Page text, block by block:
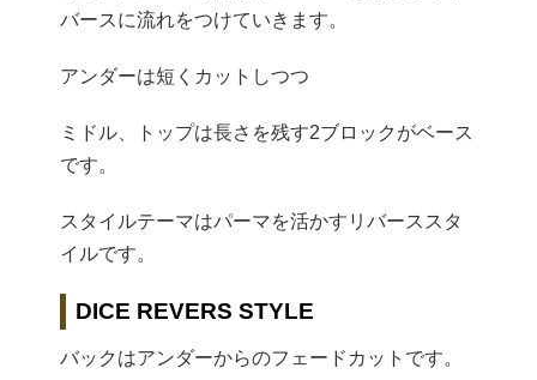
バースに流れをつけていきます。
アンダーは短くカットしつつ
ミドル、トップは長さを残す2ブロックがベース
です。
スタイルテーマはパーマを活かすリバーススタ
イルです。
DICE REVERS STYLE
バックはアンダーからのフェードカットです。